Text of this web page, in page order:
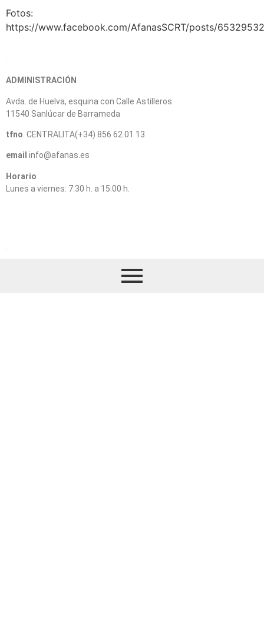
Fotos:
https://www.facebook.com/AfanasSCRT/posts/
ADMINISTRACIÓN
Avda. de Huelva, esquina con Calle Astilleros
11540 Sanlúcar de Barrameda
tfno . CENTRALITA(+34) 856 62 01 13
email info@afanas.es
Horario
Lunes a viernes: 7:30 h. a 15:00 h.